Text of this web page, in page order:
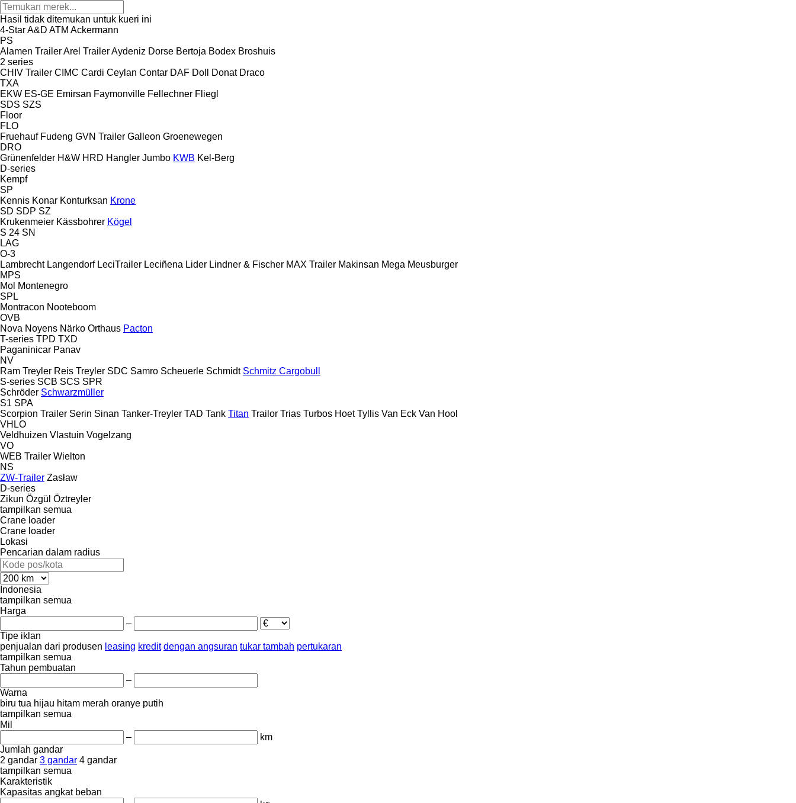
Hasil tidak ditemukan untuk kueri ini
4-StarA&D ATM Ackermann
PS
Alamen TrailerArel TrailerAydeniz Dorse Bertoja Bodex Broshuis
2 series
CHIV Trailer CIMC Cardi Ceylan Contar DAF Doll Donat Draco
TXA
EKW ES-GE Emirsan Faymonville Fellechner Fliegl
SDS SZS
Floor
FLO
Fruehauf Fudeng GVN Trailer Galleon Groenewegen
DRO
Grünenfelder H&W HRD Hangler Jumbo KWB Kel-Berg
D-series
Kempf
SP
Kennis Konar Konturksan Krone
SD SDP SZ
Krukenmeier Kässbohrer Kögel
S 24 SN
LAG
O-3
Lambrecht Langendorf LeciTrailer Leciñena Lider Lindner & Fischer MAX Trailer Makinsan Mega Meusburger
MPS
Mol Montenegro
SPL
Montracon Nooteboom
OVB
Nova Noyens Närko Orthaus Pacton
T-series TPD TXD
Paganinicar Panav
NV
Ram Treyler Reis Treyler SDC Samro Scheuerle Schmidt Schmitz Cargobull
S-series SCB SCS SPR
Schröder Schwarzmüller
S1 SPA
Scorpion Trailer Serin Sinan Tanker-Treyler TAD Tank Titan Trailor Trias Turbos Hoet Tyllis Van Eck Van Hool
VHLO
Veldhuizen Vlastuin Vogelzang
VO
WEB Trailer Wielton
NS
ZW-Trailer Zasław
D-series
Zikun Özgül Öztreyler
tampilkan semua
Crane loader
Crane loader
Lokasi
Pencarian dalam radius
Indonesia
tampilkan semua
Harga
–
Tipe iklan
penjualan dari produsen leasing kredit dengan angsuran tukar tambah pertukaran
tampilkan semua
Tahun pembuatan
–
Warna
biru tua hijau hitam merah oranye putih
tampilkan semua
Mil
–
km
Jumlah gandar
2 gandar 3 gandar 4 gandar
tampilkan semua
Karakteristik
Kapasitas angkat beban